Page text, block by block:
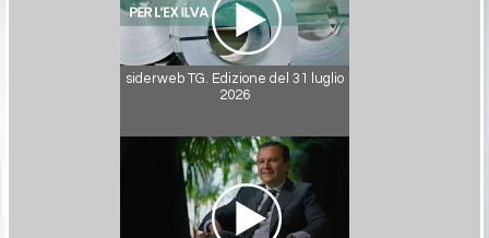
siderweb TG. Edizione del 31 luglio
2026